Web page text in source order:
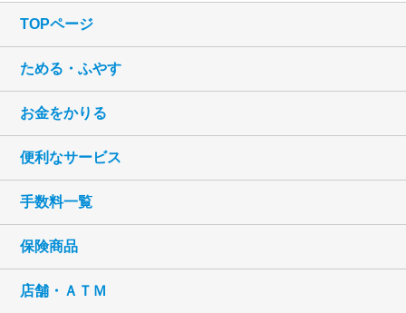
TOPページ
ためる・ふやす
お金をかりる
便利なサービス
手数料一覧
保険商品
店舗・ＡＴＭ